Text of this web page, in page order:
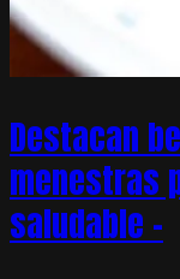
Destacan
menestras
saludable –